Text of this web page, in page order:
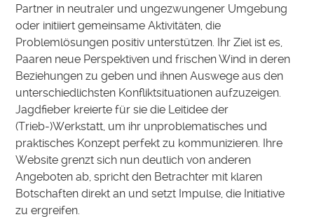
Partner in neutraler und ungezwungener Umgebung
oder initiiert gemeinsame Aktivitäten, die
Problemlösungen positiv unterstützen. Ihr Ziel ist es,
Paaren neue Perspektiven und frischen Wind in deren
Beziehungen zu geben und ihnen Auswege aus den
unterschiedlichsten Konfliktsituationen aufzuzeigen.
Jagdfieber kreierte für sie die Leitidee der
(Trieb-)Werkstatt, um ihr unproblematisches und
praktisches Konzept perfekt zu kommunizieren. Ihre
Website grenzt sich nun deutlich von anderen
Angeboten ab, spricht den Betrachter mit klaren
Botschaften direkt an und setzt Impulse, die Initiative
zu ergreifen.